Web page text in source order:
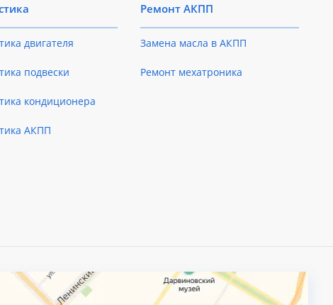
двигателя
подвески
кондиционера
АКПП
Ремонт АКПП
Замена масла в АКПП
Ремонт мехатроника